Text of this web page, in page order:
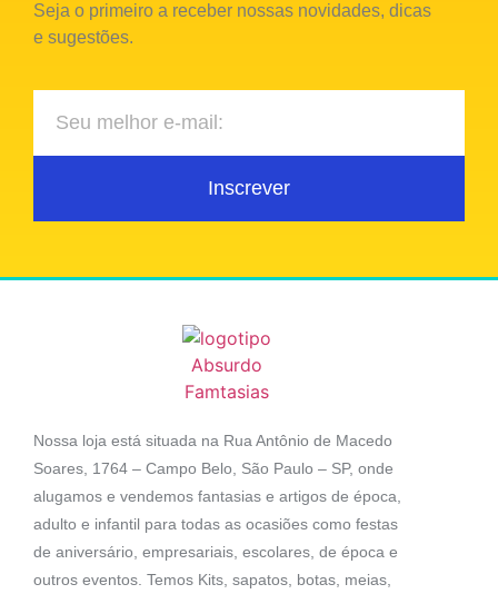
Seja o primeiro a receber nossas novidades, dicas
e sugestões.
Inscrever
Nossa loja está situada na Rua Antônio de Macedo
Soares, 1764 – Campo Belo, São Paulo – SP, onde
alugamos e vendemos fantasias e artigos de época,
adulto e infantil para todas as ocasiões como festas
de aniversário, empresariais, escolares, de época e
outros eventos. Temos Kits, sapatos, botas, meias,